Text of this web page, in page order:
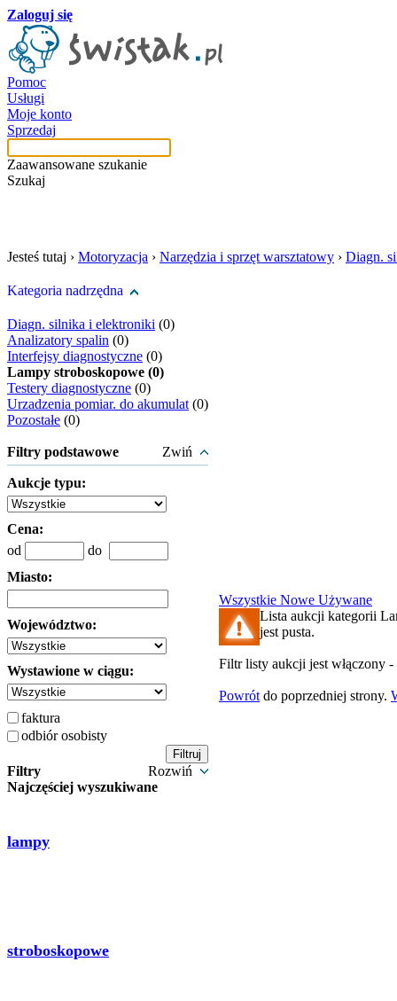
Zaloguj się
Pomoc
Usługi
Moje konto
Sprzedaj
Zaawansowane szukanie
Szukaj
Jesteś tutaj › Motoryzacja › Narzędzia i sprzęt warsztatowy › Diagn.
Kategoria nadrzędna
Diagn. silnika i elektroniki (0)
Analizatory spalin (0)
Interfejsy diagnostyczne (0)
Lampy stroboskopowe (0)
Testery diagnostyczne (0)
Urzadzenia pomiar. do akumulat (0)
Pozostałe (0)
Filtry podstawowe Zwiń
Aukcje typu:
Cena:
od
do
Miasto:
Województwo:
Wystawione w ciągu:
faktura
odbiór osobisty
Filtry
Rozwiń
Najczęściej wyszukiwane
lampy
stroboskopowe
Wszystkie Nowe Używane
Lista aukcji kategorii
jest pusta.
Filtr listy aukcji jest włączony -
Powrót do poprzedniej strony.